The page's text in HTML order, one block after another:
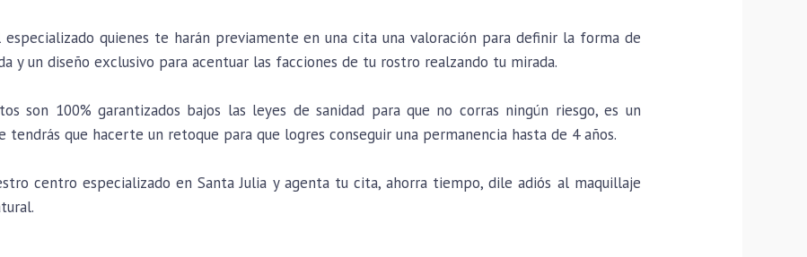
quienes te harán previamente en una cita una valoración para definir la forma de
y un diseño exclusivo para acentuar las facciones de tu rostro realzando tu mirada.
son 100% garantizados bajos las leyes de sanidad para que no corras ningún riesgo, es un
que hacerte un retoque para que logres conseguir una permanencia hasta de 4 años.
centro especializado en Santa Julia y agenta tu cita, ahorra tiempo, dile adiós al maquillaje